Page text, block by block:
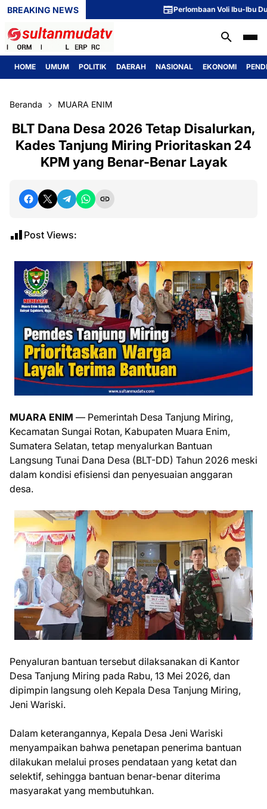
BREAKING NEWS Perlombaan Voli Ibu-Ibu Dusun
HOME UMUM POLITIK DAERAH NASIONAL EKONOMI
Beranda MUARA ENIM
BLT Dana Desa 2026 Tetap Disalurkan,
Kades Tanjung Miring Prioritaskan 24
KPM yang Benar-Benar Layak
Post Views:
MUARA ENIM — Pemerintah Desa Tanjung Miring,
Kecamatan Sungai Rotan, Kabupaten Muara Enim,
Sumatera Selatan, tetap menyalurkan Bantuan
Langsung Tunai Dana Desa (BLT-DD) Tahun 2026 meski
dalam kondisi efisiensi dan penyesuaian anggaran
desa.
Penyaluran bantuan tersebut dilaksanakan di Kantor
Desa Tanjung Miring pada Rabu, 13 Mei 2026, dan
dipimpin langsung oleh Kepala Desa Tanjung Miring,
Jeni Wariski.
Dalam keterangannya, Kepala Desa Jeni Wariski
menyampaikan bahwa penetapan penerima bantuan
dilakukan melalui proses pendataan yang ketat dan
selektif, sehingga bantuan benar-benar diterima
masyarakat yang membutuhkan.